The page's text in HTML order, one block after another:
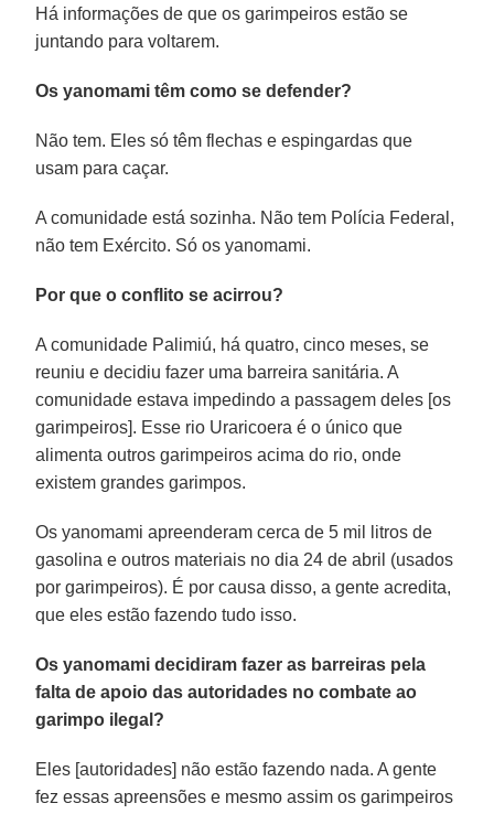
Há informações de que os garimpeiros estão se
juntando para voltarem.
Os yanomami têm como se defender?
Não tem. Eles só têm flechas e espingardas que
usam para caçar.
A comunidade está sozinha. Não tem Polícia Federal,
não tem Exército. Só os yanomami.
Por que o conflito se acirrou?
A comunidade Palimiú, há quatro, cinco meses, se
reuniu e decidiu fazer uma barreira sanitária. A
comunidade estava impedindo a passagem deles [os
garimpeiros]. Esse rio Uraricoera é o único que
alimenta outros garimpeiros acima do rio, onde
existem grandes garimpos.
Os yanomami apreenderam cerca de 5 mil litros de
gasolina e outros materiais no dia 24 de abril (usados
por garimpeiros). É por causa disso, a gente acredita,
que eles estão fazendo tudo isso.
Os yanomami decidiram fazer as barreiras pela
falta de apoio das autoridades no combate ao
garimpo ilegal?
Eles [autoridades] não estão fazendo nada. A gente
fez essas apreensões e mesmo assim os garimpeiros